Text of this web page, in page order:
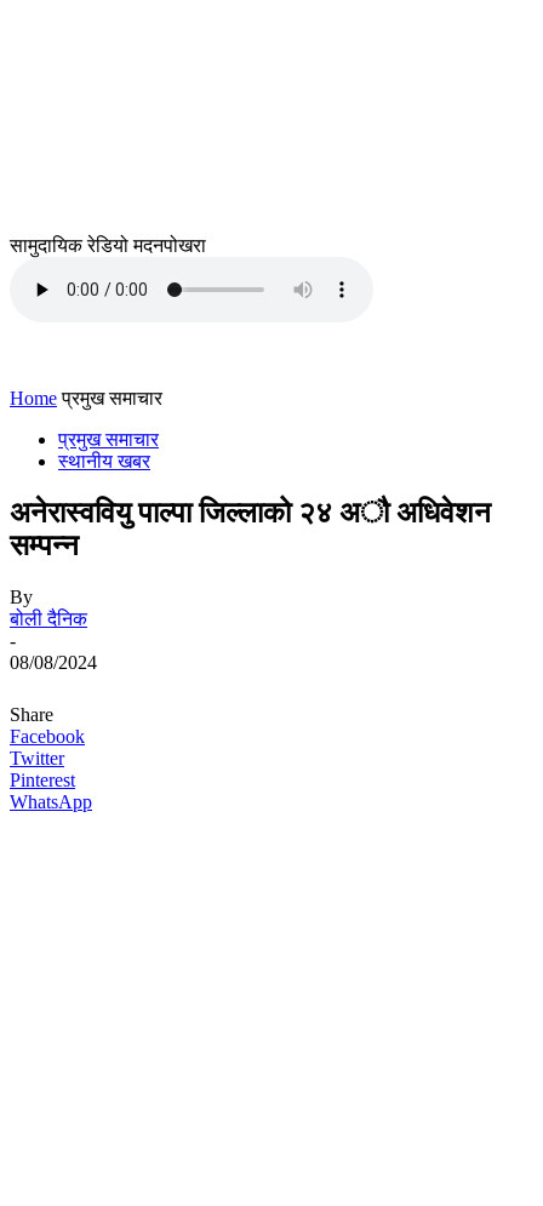
सामुदायिक रेडियो मदनपोखरा
Home प्रमुख समाचार
प्रमुख समाचार
स्थानीय खबर
अनेरास्ववियु पाल्पा जिल्लाको २४ अौ अधिवेशन
सम्पन्न
By
बोली दैनिक
-
08/08/2024
Share
Facebook
Twitter
Pinterest
WhatsApp